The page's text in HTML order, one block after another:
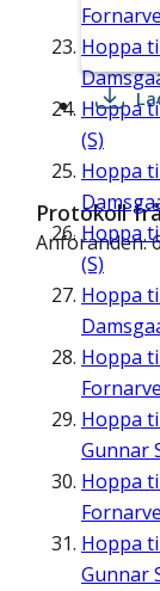
Hoppa
Hoppa
(S)
Hoppa
Hoppa
(S)
Hoppa
Hoppa
Hoppa
Gunnar
Hoppa
Hoppa
Gunnar
Protokoll
Anföranden: